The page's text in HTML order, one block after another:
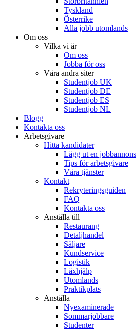
Tyskland
Österrike
Alla jobb utomlands
Om oss
Vilka vi är
Om oss
Jobba för oss
Våra andra siter
Studentjob UK
Studentjob DE
Studentjob ES
Studentjob NL
Blogg
Kontakta oss
Arbetsgivare
Hitta kandidater
Lägg ut en jobbannons
Tips för arbetsgivare
Våra tjänster
Kontakt
Rekryteringsguiden
FAQ
Kontakta oss
Anställa till
Restaurang
Detaljhandel
Säljare
Kundservice
Logistik
Läxhjälp
Utomlands
Praktikplats
Anställa
Nyexaminerade
Sommarjobbare
Studenter